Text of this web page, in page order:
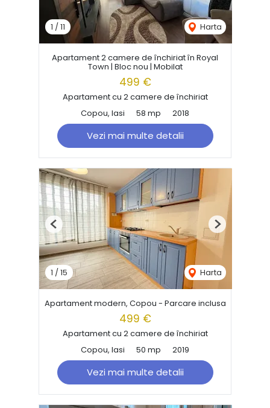
1 /11 Harta
Apartament 2 camere de închiriat în Royal
Town | Bloc nou | Mobilat
499 €
Apartament cu 2 camere de închiriat
Copou, Iasi
58 mp 2018
Vezi mai multe detalii
1 /15 Harta
Previous Next
Apartament modern, Copou - Parcare inclusa
499 €
Apartament cu 2 camere de închiriat
Copou, Iasi
50 mp 2019
Vezi mai multe detalii